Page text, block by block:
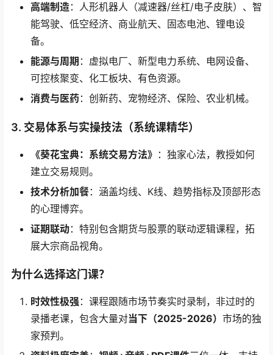
高端制造：人形机器人（减速器/丝杠/电子皮肤）、智
能驾驶、低空经济、商业航天、固态电池、锂电设
备。
能源与周期 ：虚拟电厂、新型电力系统、电网设备、
可控核聚变、化工板块、有色资源。
消费与医药：创新药、宠物经济、保险、农业机械。
3. 交易体系与实操技法（系统课精华）
《葵花宝典：系统交易方法》 ：独家心法，教授如何
建立交易规则。
技术分析加餐：涵盖均线、K线、趋势指标及顶部形态
的心理博弈。
证期联动：特别包含期货与股票的联动逻辑课程，拓
展大宗商品视角。
为什么选择这门课？
时效性极强 ：课程跟随市场节奏实时录制，非过时的
录播老课，包含大量对当下（2025-2026） 市场的独
家预判。